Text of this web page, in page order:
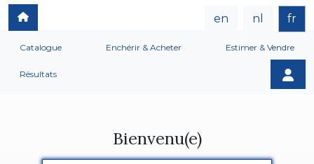
en nl fr
Catalogue Enchérir & Acheter Estimer & Vendre
Résultats
Bienvenu(e)